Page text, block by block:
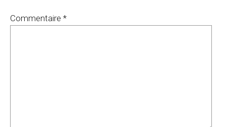
Commentaire *